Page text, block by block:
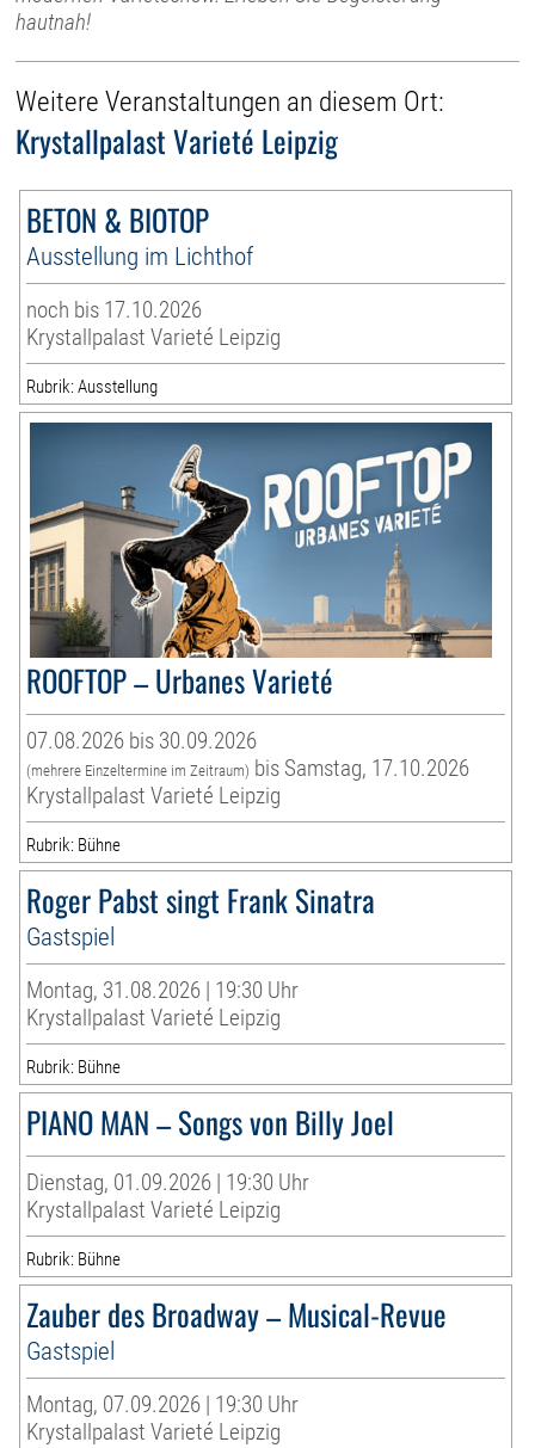
hautnah!
Weitere Veranstaltungen an diesem Ort:
Krystallpalast Varieté Leipzig
BETON & BIOTOP
Ausstellung im Lichthof
noch bis 17.10.2026
Krystallpalast Varieté Leipzig
Rubrik: Ausstellung
ROOFTOP – Urbanes Varieté
07.08.2026 bis 30.09.2026
(mehrere Einzeltermine im Zeitraum) bis Samstag, 17.10.2026
Krystallpalast Varieté Leipzig
Rubrik: Bühne
Roger Pabst singt Frank Sinatra
Gastspiel
Montag, 31.08.2026 | 19:30 Uhr
Krystallpalast Varieté Leipzig
Rubrik: Bühne
PIANO MAN – Songs von Billy Joel
Dienstag, 01.09.2026 | 19:30 Uhr
Krystallpalast Varieté Leipzig
Rubrik: Bühne
Zauber des Broadway – Musical-Revue
Gastspiel
Montag, 07.09.2026 | 19:30 Uhr
Krystallpalast Varieté Leipzig